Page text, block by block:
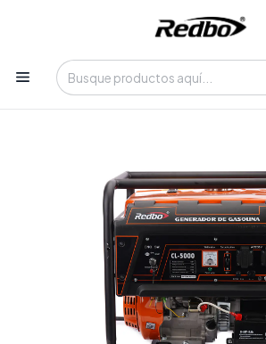
Tienda 100% Online con despacho a
Oficina • Lun-Vie 09:30-14:00 / 15:00-17:30
Inicio
Generador Eléctrico Monofásico
Máx, Motor OHV 420cc)